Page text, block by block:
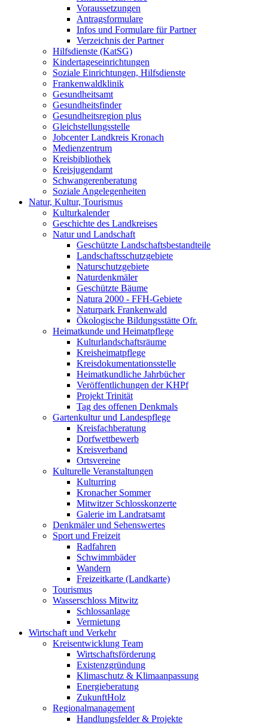
Voraussetzungen
Antragsformulare
Infos und Formulare für Partner
Verzeichnis der Partner
Hilfsdienste (KatSG)
Kindertageseinrichtungen
Soziale Einrichtungen, Hilfsdienste
Frankenwaldklinik
Gesundheitsamt
Gesundheitsfinder
Gesundheitsregion plus
Gleichstellungsstelle
Jobcenter Landkreis Kronach
Medienzentrum
Kreisbibliothek
Kreisjugendamt
Schwangerenberatung
Soziale Angelegenheiten
Natur, Kultur, Tourismus
Kulturkalender
Geschichte des Landkreises
Natur und Landschaft
Geschützte Landschaftsbestandteile
Landschaftsschutzgebiete
Naturschutzgebiete
Naturdenkmäler
Geschützte Bäume
Natura 2000 - FFH-Gebiete
Naturpark Frankenwald
Ökologische Bildungsstätte Ofr.
Heimatkunde und Heimatpflege
Kulturlandschaftsräume
Kreisheimatpflege
Kreisdokumentationsstelle
Heimatkundliche Jahrbücher
Veröffentlichungen der KHPf
Projekt Trinität
Tag des offenen Denkmals
Gartenkultur und Landespflege
Kreisfachberatung
Dorfwettbewerb
Kreisverband
Ortsvereine
Kulturelle Veranstaltungen
Kulturring
Kronacher Sommer
Mitwitzer Schlosskonzerte
Galerie im Landratsamt
Denkmäler und Sehenswertes
Sport und Freizeit
Radfahren
Schwimmbäder
Wandern
Freizeitkarte (Landkarte)
Tourismus
Wasserschloss Mitwitz
Schlossanlage
Vermietung
Wirtschaft und Verkehr
Kreisentwicklung Team
Wirtschaftsförderung
Existenzgründung
Klimaschutz & Klimaanpassung
Energieberatung
ZukunftHolz
Regionalmanagement
Handlungsfelder & Projekte